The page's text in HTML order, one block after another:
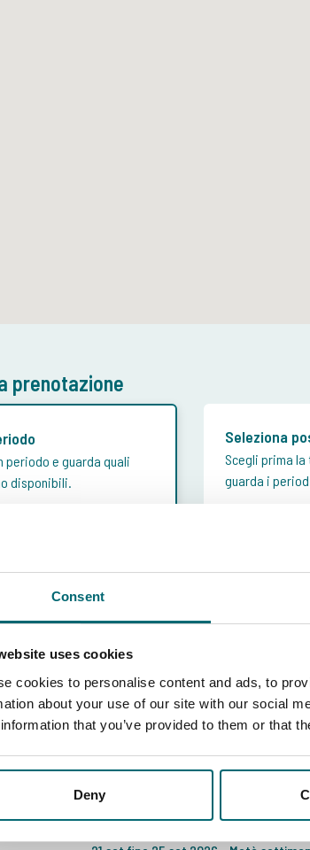
Consent
uses cookies
cookies to personalise content and ads, to
about your use of our site with our social
that you’ve provided to them or that
Deny
prenotazione
periodo e guarda quali
disponibili.
Seleziona
Scegli prima
guarda i
del soggiorno che preferisci
21-09-2026
e data
sulla posizone delle postazioni?